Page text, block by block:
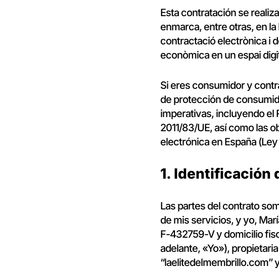
Esta contratación se
enmarca, entre otras, en la
contractació electrònica i
econòmica en un espai
Si eres consumidor y
de protección de
imperativas, incluyendo el
2011/83/UE, así como las
electrónica en España
1. Identificación
Las partes del contrato
de mis servicios, y yo,
F-432759-V y domicilio
adelante, «Yo»),
“laelitedelmembrillo.com”